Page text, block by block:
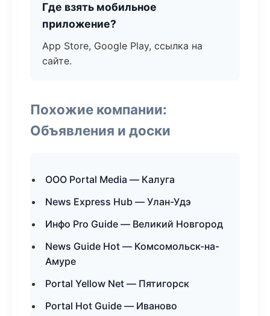
Где взять мобильное
приложение?
App Store, Google Play, ссылка на
сайте.
Похожие компании:
Объявления и доски
ООО Portal Media — Калуга
News Express Hub — Улан-Удэ
Инфо Pro Guide — Великий Новгород
News Guide Hot — Комсомольск-на-
Амуре
Portal Yellow Net — Пятигорск
Portal Hot Guide — Иваново